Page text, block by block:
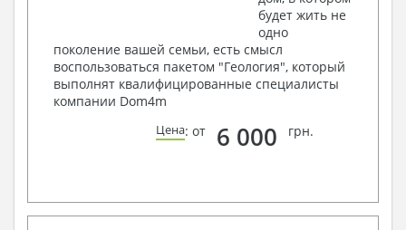
будет жить не
одно
поколение вашей семьи, есть смысл
воспользоваться пакетом "Геология", который
выполнят квалифицированные специалисты
компании Dom4m
Цена: от 6 000 грн.